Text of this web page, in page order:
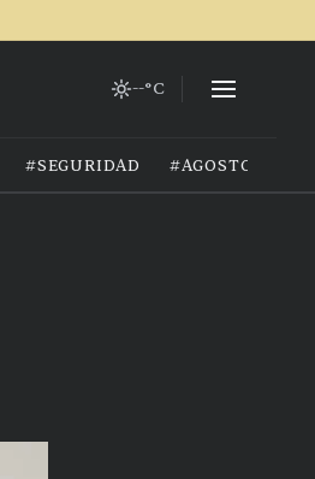
--°C
#SEGURIDAD #AGOSTO2026